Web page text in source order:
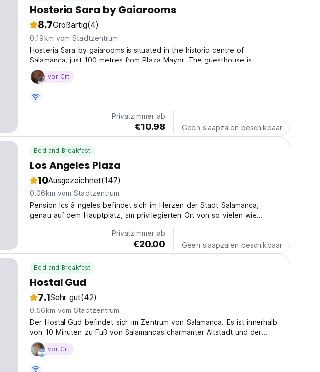
Hosteria Sara by Gaiarooms
8.7Großartig(4)
0.19km vom Stadtzentrum
Hosteria Sara by gaiarooms is situated in the historic centre of
Salamanca, just 100 metres from Plaza Mayor. The guesthouse is
conveniently located within a 1-minute walk of The House of Shells. It is
also just 3 minutes from both the old and new Salamanca...
vor Ort
Privatzimmer ab
€10.98 Geen slaapzalen beschikbaar
Bed and Breakfast
Los Angeles Plaza
10Ausgezeichnet(147)
0.06km vom Stadtzentrum
Pension los ã ngeles befindet sich im Herzen der Stadt Salamanca,
genau auf dem Hauptplatz, am privilegierten Ort von so vielen wie
der alten Universität usw. In unserer Rente, wo werden...
Privatzimmer ab
€20.00 Geen slaapzalen beschikbaar
Bed and Breakfast
Hostal Gud
7.1Sehr gut(42)
0.56km vom Stadtzentrum
Der Hostal Gud befindet sich im Zentrum von Salamanca. Es ist innerhalb
von 10 Minuten zu Fuß von Salamancas charmanter Altstadt und der
berühmten Universität.
vor Ort